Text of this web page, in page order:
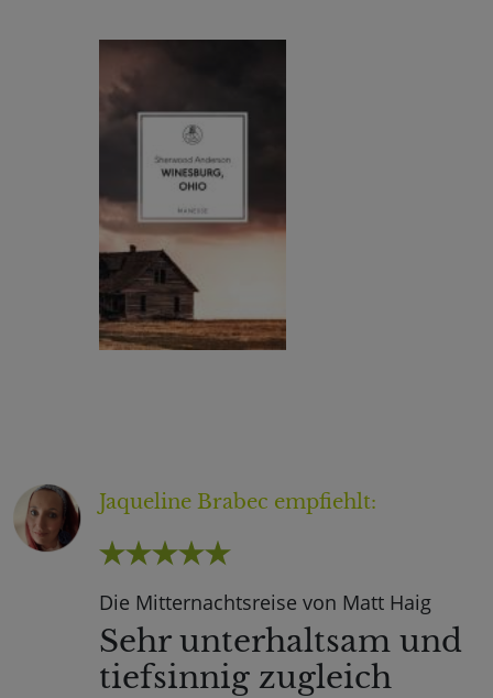
Jaqueline Brabec empfiehlt:
Die Mitternachtsreise von Matt Haig
Sehr unterhaltsam und
tiefsinnig zugleich